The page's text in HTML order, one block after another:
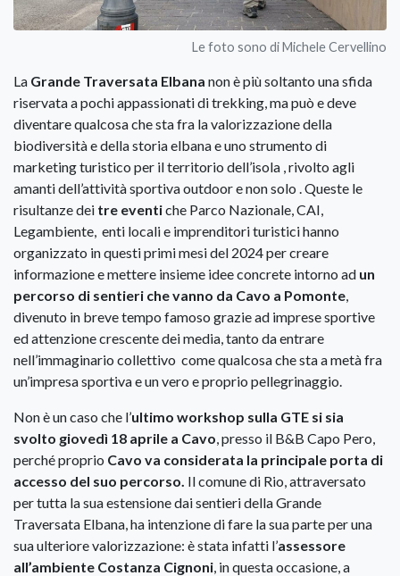
Le foto sono di Michele Cervellino
La Grande Traversata Elbana non è più soltanto una sfida
riservata a pochi appassionati di trekking, ma può e deve
diventare qualcosa che sta fra la valorizzazione della
biodiversità e della storia elbana e uno strumento di
marketing turistico per il territorio dell’isola , rivolto agli
amanti dell’attività sportiva outdoor e non solo . Queste le
risultanze dei tre eventiche Parco Nazionale, CAI,
Legambiente, enti locali e imprenditori turistici hanno
organizzato in questi primi mesi del 2024 per creare
informazione e mettere insieme idee concrete intorno ad un
percorso di sentieri che vanno da Cavo a Pomonte
divenuto in breve tempo famoso grazie ad imprese sportive
ed attenzione crescente dei media, tanto da entrare
nell’immaginario collettivo come qualcosa che sta a metà fra
un’impresa sportiva e un vero e proprio pellegrinaggio.
Non è un caso che l’ultimo workshop sulla GTE si sia
svolto giovedì 18 aprile a Cavo , presso il B&B Capo Pero,
perché proprio Cavo va considerata la principale porta di
accesso del suo percorso. Il comune di Rio, attraversato
per tutta la sua estensione dai sentieri della Grande
Traversata Elbana, ha intenzione di fare la sua parte per una
sua ulteriore valorizzazione: è stata infatti l’assessore
all’ambiente Costanza Cignoni , in questa occasione, a